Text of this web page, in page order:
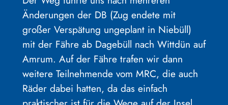
Änderungen der DB (Zug endete mit
großer Verspätung ungeplant in Niebüll)
mit der Fähre ab Dagebüll nach Wittdün auf
Amrum. Auf der Fähre trafen wir dann
weitere Teilnehmende vom MRC, die auch
Räder dabei hatten, da das einfach